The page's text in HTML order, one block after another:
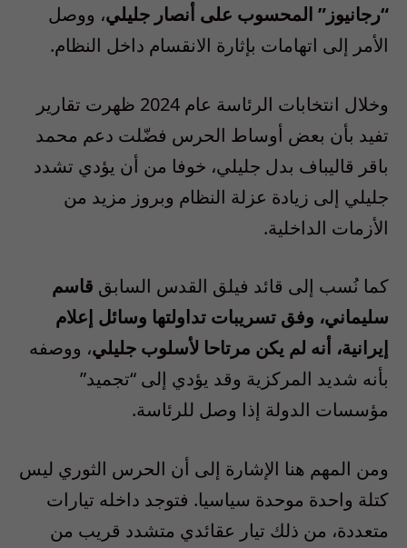
“رجانيوز” المحسوب على أنصار جليلي، ووصل
الأمر إلى اتهامات بإثارة الانقسام داخل النظام.
وخلال انتخابات الرئاسة عام 2024 ظهرت تقارير
تفيد بأن بعض أوساط الحرس فضّلت دعم محمد
باقر قاليباف بدل جليلي، خوفا من أن يؤدي تشدد
جليلي إلى زيادة عزلة النظام وبروز مزيد من
الأزمات الداخلية.
كما نُسب إلى قائد فيلق القدس السابق قاسم
سليماني، وفق تسريبات تداولتها وسائل إعلام
إيرانية، أنه لم يكن مرتاحا لأسلوب جليلي، ووصفه
بأنه شديد المركزية وقد يؤدي إلى “تجميد”
مؤسسات الدولة إذا وصل للرئاسة.
ومن المهم هنا الإشارة إلى أن الحرس الثوري ليس
كتلة واحدة موحدة سياسيا. فتوجد داخله تيارات
متعددة، من ذلك تيار عقائدي متشدد قريب من